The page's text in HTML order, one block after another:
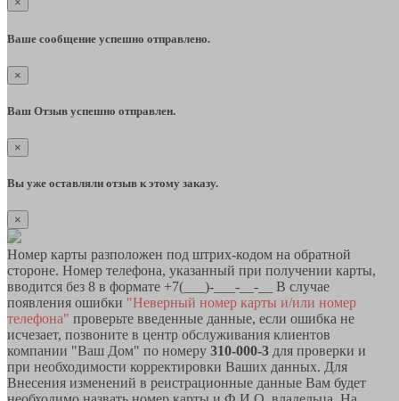
Ваше сообщение успешно отправлено.
×
Ваш Отзыв успешно отправлен.
×
Вы уже оставляли отзыв к этому заказу.
×
Номер карты разположен под штрих-кодом на обратной
стороне. Номер телефона, указанный при получении карты,
вводится без 8 в формате +7(___)-___-__-__ В случае
появления ошибки "Неверный номер карты и/или номер
телефона" проверьте введенные данные, если ошибка не
исчезает, позвоните в центр обслуживания клиентов
компании "Ваш Дом" по номеру 310-000-3 для проверки и
при необходимости корректировки Ваших данных. Для
Внесения изменений в реистрационные данные Вам будет